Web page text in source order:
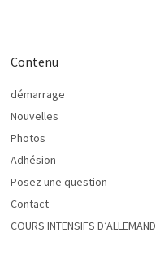
Contenu
démarrage
Nouvelles
Photos
Adhésion
Posez une question
Contact
COURS INTENSIFS D’ALLEMAND